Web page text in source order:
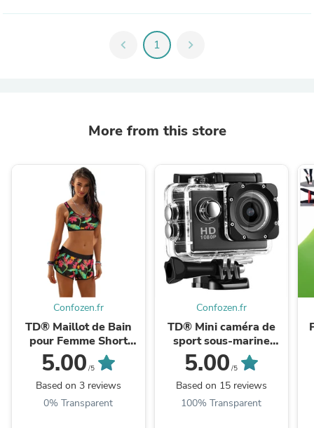
chevron_left 1 chevron_right
More from this store
Confozen.fr
TD® Maillot de Bain
pour Femme Short
Caleçon Bikini Sèche
Rapide Imprimé Floral
Plage Sport Natation ...
5.00 /5
Based on 3 reviews
0% Transparent
Confozen.fr
TD® Mini caméra de
sport sous-marine
sports de plein air
plongée à dégagement
rapide montée sur ...
5.00 /5
Based on 15 reviews
100% Transparent